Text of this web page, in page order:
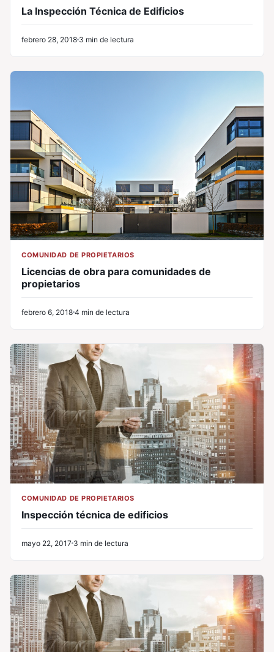
La Inspección Técnica de Edificios
febrero 28, 2018 3 min de lectura
COMUNIDAD DE PROPIETARIOS
Licencias de obra para comunidades de
propietarios
febrero 6, 2018 4 min de lectura
COMUNIDAD DE PROPIETARIOS
Inspección técnica de edificios
mayo 22, 2017 3 min de lectura